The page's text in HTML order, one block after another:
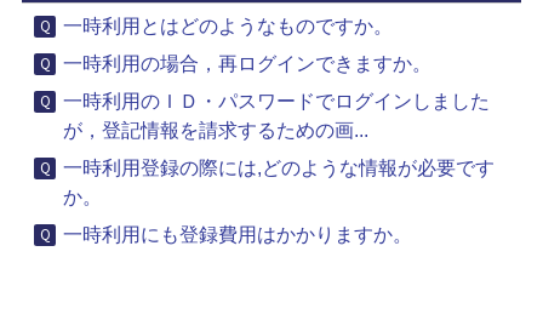
一時利用とはどのようなものですか。
一時利用の場合，再ログインできますか。
一時利用のＩＤ・パスワードでログインしました
が，登記情報を請求するための画...
一時利用登録の際には,どのような情報が必要です
か。
一時利用にも登録費用はかかりますか。